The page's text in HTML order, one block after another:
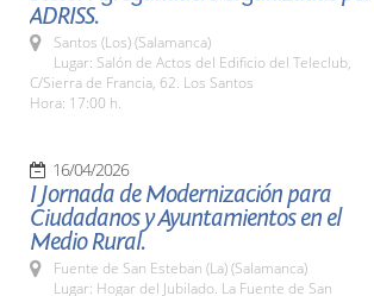
ADRISS.
Santos (Los) (Salamanca)
Lugar: Salón de Actos del Edificio del Teleclub,
C/Sierra de Francia, 62. Los Santos
Hora: 17:00 h.
16/04/2026
I Jornada de Modernización para
Ciudadanos y Ayuntamientos en el
Medio Rural.
Fuente de San Esteban (La) (Salamanca)
Lugar: Hogar del Jubilado. La Fuente de San